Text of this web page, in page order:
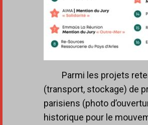
Parmi les projets
(transport, stockage) de
parisiens (photo
historique pour le